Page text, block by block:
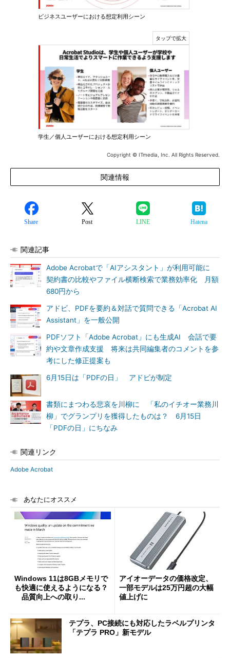
ビジネスユーザーにおける想定利用シーン
学生／個人ユーザーにおける想定利用シーン
Copyright © ITmedia, Inc. All Rights Reserved.
関連情報
Share Post LINE Hatena
関連記事
Adobe Acrobatで「AIアシスタント」が利用可能に
契約書の比較やファイル横断検索で業務効率化 月額
680円から
アドビ、PDFを要約＆対話で質問できる「Acrobat AI
Assistant」を一般公開
PDFソフト「Adobe Acrobat」にも生成AI 会話で要
約や文章作成支援 将来は共同編集者のコメントを参
考にした修正提案も
6月15日は「PDFの日」 アドビが制定
書類にまつわる悲哀を川柳に 「私のイチオー業務川
柳」でグランプリを獲得したものは？ 6月15日
「PDFの日」にちなみ
関連リンク
Adobe Acrobat
あなたにオススメ
Windows 11は8GBメモリで
も快適に使えるようになる？
品質向上への取り...
アイオーデータの価格改定、
一部モデルは25万円超の大幅
値上げに
テプラ、PC接続にも対応したラベルプリンタ
「テプラ PRO」新モデル